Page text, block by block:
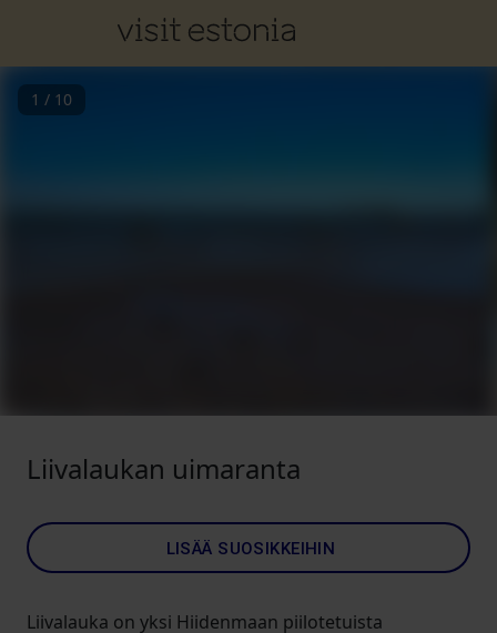
1 / 10
Liivalaukan uimaranta
LISÄÄ SUOSIKKEIHIN
Liivalauka on yksi Hiidenmaan piilotetuista